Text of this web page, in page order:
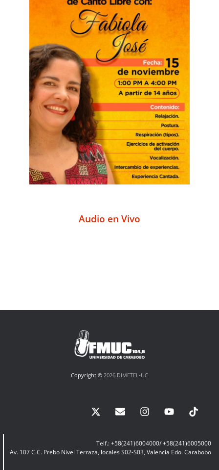
Audio en Vivo
Copyright © 2026 DIMETEL-UC
Telf.: +58(241)6004000/ +58(241)6005000
Av. 107 C.C. Prebo Nivel Terraza, locales S02-S03, Valencia Edo. Carabobo